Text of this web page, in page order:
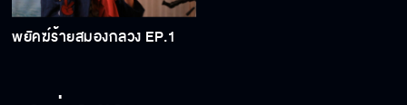
พยัคฆ์ร้ายสมองกลวง EP.1